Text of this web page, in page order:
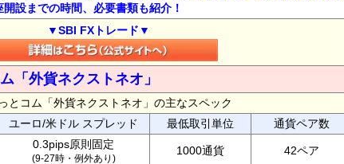
設までの時間、必要書類も紹介！
▼SBI FXトレード▼
「外貨ネクストネオ」
とコム「外貨ネクストネオ」の主なスペック
ユーロ/米ドル スプレッド 最低取引単位
通貨ペア数
0.3pips原則固定
(9-27時・例外あり)
1000通貨 42ペア